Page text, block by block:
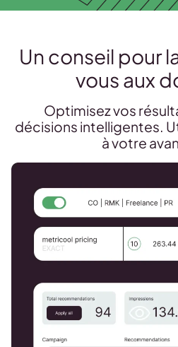
Un conseil pour
vous aux
Optimisez vos
décisions intelligentes.
à votre